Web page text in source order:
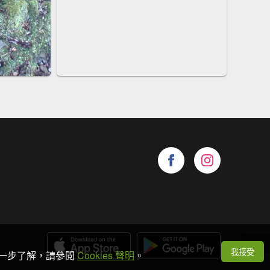
步了解，請參閱Cookies 聲明 。 我接受